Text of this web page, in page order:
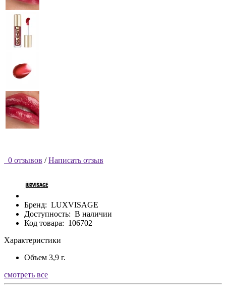
0 отзывов / Написать отзыв
Бренд: LUXVISAGE
Доступность: В наличии
Код товара: 106702
Характеристики
Объем 3,9 г.
смотреть все